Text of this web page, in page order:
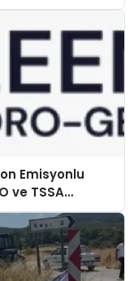
Emisyonlu
ve TSSA